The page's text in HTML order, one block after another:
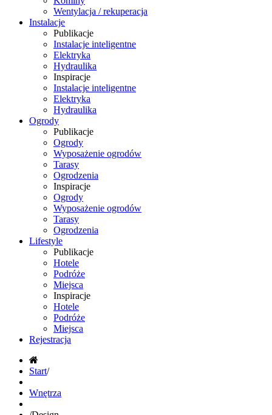
Wentylacja / rekuperacja
Instalacje
Publikacje
Instalacje inteligentne
Elektryka
Hydraulika
Inspiracje
Instalacje inteligentne
Elektryka
Hydraulika
Ogrody
Publikacje
Ogrody
Wyposażenie ogrodów
Tarasy
Ogrodzenia
Inspiracje
Ogrody
Wyposażenie ogrodów
Tarasy
Ogrodzenia
Lifestyle
Publikacje
Hotele
Podróże
Miejsca
Inspiracje
Hotele
Podróże
Miejsca
Rejestracja
Start/
Wnętrza